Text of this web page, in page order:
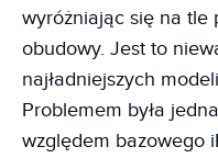
wyróżniając się na tle
obudowy. Jest to
najładniejszych
Problemem była
względem bazowego